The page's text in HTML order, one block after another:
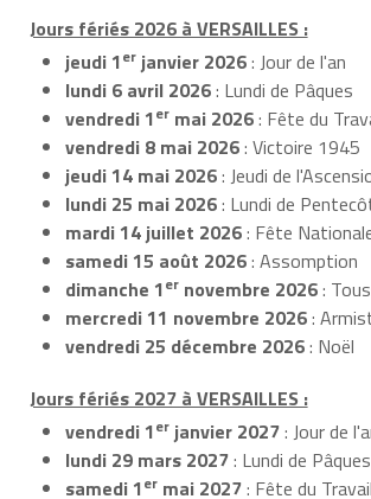
Jours fériés 2026 à VERSAILLES :
jeudi 1er janvier 2026: Jour de l'an
lundi 6 avril 2026: Lundi de Pâques
vendredi 1er mai 2026: Fête du
vendredi 8 mai 2026: Victoire 1945
jeudi 14 mai 2026: Jeudi de
lundi 25 mai 2026: Lundi de
mardi 14 juillet 2026: Fête
samedi 15 août 2026: Assomption
dimanche 1er novembre 2026:
mercredi 11 novembre 2026:
vendredi 25 décembre 2026: Noël
Jours fériés 2027 à VERSAILLES :
vendredi 1er janvier 2027: Jour de
lundi 29 mars 2027: Lundi de Pâques
samedi 1er mai 2027: Fête du Travail